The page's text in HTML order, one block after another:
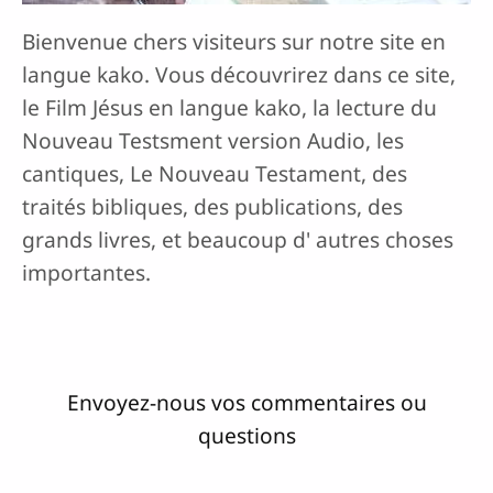
Bienvenue chers visiteurs sur notre site en
langue kako. Vous découvrirez dans ce site,
le Film Jésus en langue kako, la lecture du
Nouveau Testsment version Audio, les
cantiques, Le Nouveau Testament, des
traités bibliques, des publications, des
grands livres, et beaucoup d' autres choses
importantes.
Envoyez-nous vos commentaires ou
questions